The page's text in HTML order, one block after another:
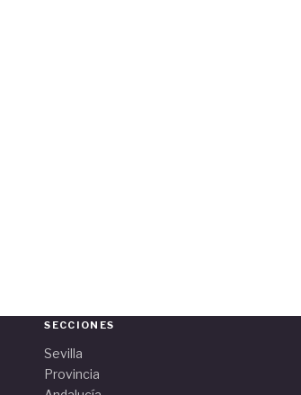
SECCIONES
Sevilla
Provincia